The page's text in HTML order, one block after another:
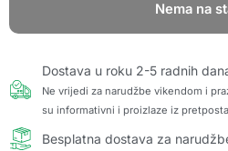
Nema na
Dostava u roku 2-5 radnih
Ne vrijedi za narudžbe vikendom i
su informativni i proizlaze iz
Besplatna dostava za